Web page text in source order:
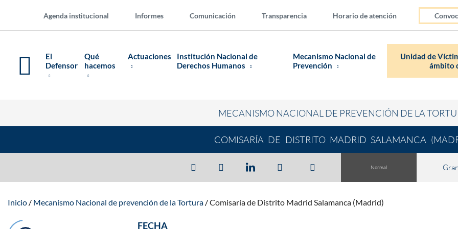
Agenda institucional Informes Comunicación Transparencia Horario de atención
El
Defensor
Qué
hacemos
Actuaciones
Institución Nacional de
Derechos Humanos
Mecanismo Nacional de
Prevención
Unidad de
ámbito
MECANISMO NACIONAL DE PREVENCIÓN DE LA
COMISARÍA DE DISTRITO MADRID SALAMANCA
Normal
Inicio Mecanismo Nacional de prevención de la Tortura Comisaría de Distrito Madrid Salamanca (Madrid)
FECHA